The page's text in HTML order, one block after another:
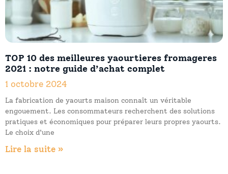
TOP 10 des meilleures yaourtieres fromageres
2021 : notre guide d’achat complet
1 octobre 2024
La fabrication de yaourts maison connaît un véritable
engouement. Les consommateurs recherchent des solutions
pratiques et économiques pour préparer leurs propres yaourts.
Le choix d'une
Lire la suite »